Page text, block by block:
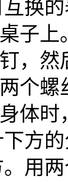
换
子上
，
个螺
体
方
用